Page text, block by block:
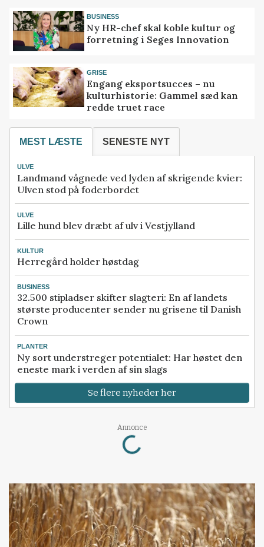
BUSINESS
Ny HR-chef skal koble kultur og
forretning i Seges Innovation
GRISE
Engang eksportsucces – nu
kulturhistorie: Gammel sæd kan
redde truet race
MEST LÆSTE SENESTE NYT
ULVE
Landmand vågnede ved lyden af skrigende kvier:
Ulven stod på foderbordet
ULVE
Lille hund blev dræbt af ulv i Vestjylland
KULTUR
Herregård holder høstdag
BUSINESS
32.500 stipladser skifter slagteri: En af landets
største producenter sender nu grisene til Danish
Crown
PLANTER
Ny sort understreger potentialet: Har høstet den
eneste mark i verden af sin slags
Se flere nyheder her
Annonce
Loading...